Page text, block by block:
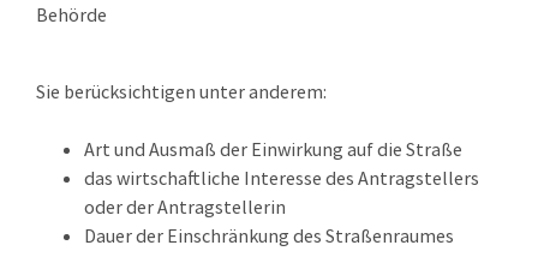
Behörde
Sie berücksichtigen unter anderem:
Art und Ausmaß der Einwirkung auf die Straße
das wirtschaftliche Interesse des Antragstellers
oder der Antragstellerin
Dauer der Einschränkung des Straßenraumes